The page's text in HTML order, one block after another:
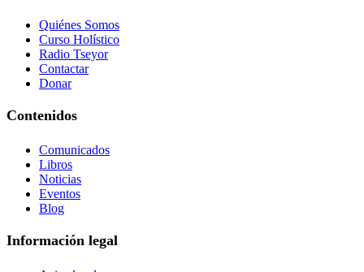
Quiénes Somos
Curso Holístico
Radio Tseyor
Contactar
Donar
Contenidos
Comunicados
Libros
Noticias
Eventos
Blog
Información legal